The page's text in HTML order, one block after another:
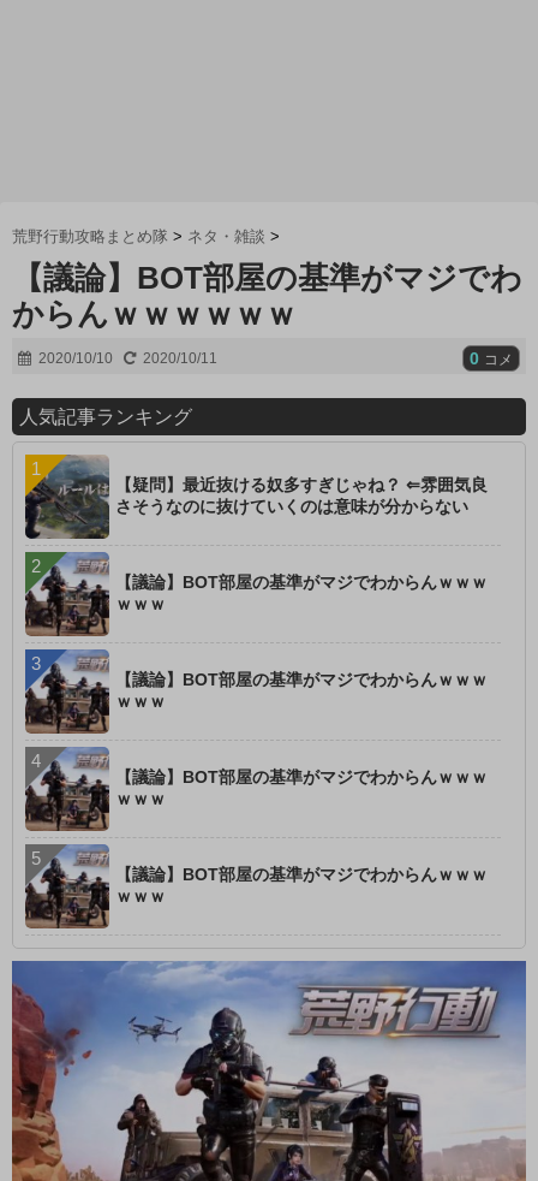
荒野行動攻略まとめ隊 > ネタ・雑談 >
【議論】BOT部屋の基準がマジでわ
からんｗｗｗｗｗｗ
2020/10/10 2020/10/11 0 コメ
人気記事ランキング
【疑問】最近抜ける奴多すぎじゃね？ ⇐雰囲気良
さそうなのに抜けていくのは意味が分からない
【議論】BOT部屋の基準がマジでわからんｗｗｗ
ｗｗｗ
【議論】BOT部屋の基準がマジでわからんｗｗｗ
ｗｗｗ
【議論】BOT部屋の基準がマジでわからんｗｗｗ
ｗｗｗ
【議論】BOT部屋の基準がマジでわからんｗｗｗ
ｗｗｗ